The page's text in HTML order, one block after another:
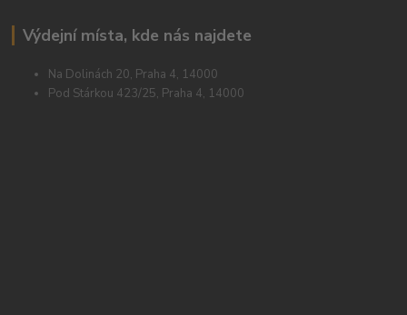
Výdejní místa, kde nás najdete
Na Dolinách 20, Praha 4, 14000
Pod Stárkou 423/25, Praha 4, 14000